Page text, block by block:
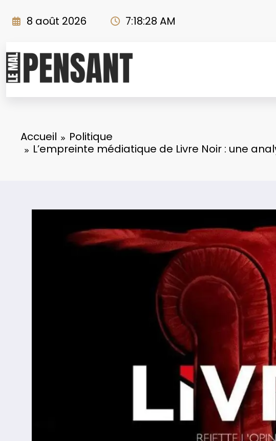
8 août 2026 7:18:29 AM
Accueil
Politique
L’empreinte médiatique de Livre Noir : une